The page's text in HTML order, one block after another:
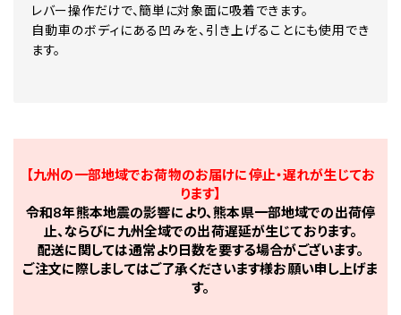
レバー操作だけで、簡単に対象面に吸着できます。
自動車のボディにある凹みを、引き上げることにも使用でき
ます。
【九州の一部地域でお荷物のお届けに停止・遅れが生じてお
ります】
令和8年熊本地震の影響により、熊本県一部地域での出荷停
止、ならびに九州全域での出荷遅延が生じております。
配送に関しては通常より日数を要する場合がございます。
ご注文に際しましてはご了承くださいます様お願い申し上げま
す。